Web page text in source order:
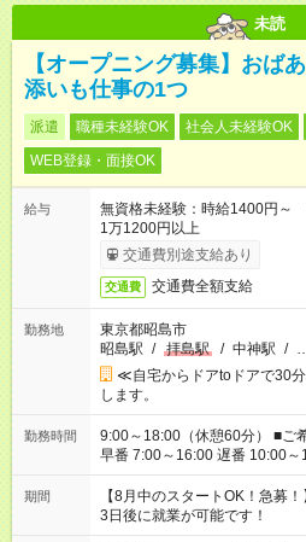
未読
【オープニング募集】おば
添いも仕事の1つ
派遣 職種未経験OK 社会人未経験OK
WEB登録・面接OK
給与
無資格未経験：時給1400円
1万1200円以上
交通費別途支給あり
交通費 交通費全額支給
勤務地
東京都昭島市
昭島駅 / 拝島駅 / 中神駅 /
≪自宅からドアtoドアで30
します。
勤務時間
9:00～18:00（休憩60分） ■ご希望があれば下記シフトもOK！
早番 7:00～16:00 遅番 10:00～
と休みを合わせたい」 「余裕
「できれば残業はしたくない
ね。 ※Wワーク希望の方へ 今ご覧のお仕事で希望する勤務時間
と、もう1つのお仕事の勤務時
期間
【8月中のスタートOK！急募
3日後に就業が可能です！